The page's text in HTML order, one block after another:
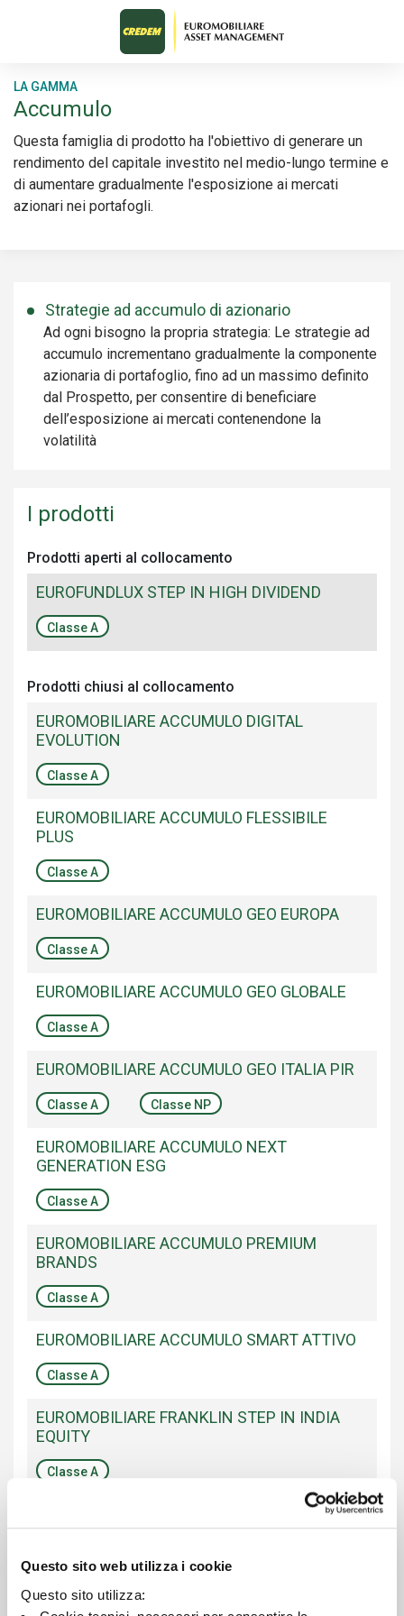
Questo sito web utilizza i cookie
Questo sito utilizza:
LA GAMMA
Accumulo
Questa famiglia di prodotto ha l'obiettivo di generare un
rendimento del capitale investito nel medio-lungo termine e
di aumentare gradualmente l'esposizione ai mercati
azionari nei portafogli.
Strategie ad accumulo di azionario
Ad ogni bisogno la propria strategia: Le strategie ad
accumulo incrementano gradualmente la componente
azionaria di portafoglio, fino ad un massimo definito
dal Prospetto, per consentire di beneficiare
dell’esposizione ai mercati contenendone la
volatilità
I prodotti
Prodotti aperti al collocamento
EUROFUNDLUX STEP IN HIGH DIVIDEND
Classe A
Prodotti chiusi al collocamento
EUROMOBILIARE ACCUMULO DIGITAL
EVOLUTION
Classe A
EUROMOBILIARE ACCUMULO FLESSIBILE
PLUS
Classe A
EUROMOBILIARE ACCUMULO GEO EUROPA
Classe A
EUROMOBILIARE ACCUMULO GEO GLOBALE
Classe A
EUROMOBILIARE ACCUMULO GEO ITALIA PIR
Classe A Classe NP
EUROMOBILIARE ACCUMULO NEXT
GENERATION ESG
Classe A
EUROMOBILIARE ACCUMULO PREMIUM
BRANDS
Classe A
EUROMOBILIARE ACCUMULO SMART ATTIVO
Classe A
EUROMOBILIARE FRANKLIN STEP IN INDIA
EQUITY
Classe A
EUROMOBILIARE HIGH CONVICTION 2 EQUITY